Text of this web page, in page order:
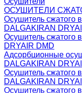
ОСУШИТЕЛИ
Осушитель сжатого
DALGAKIRAN
Осушитель сжатого
DRYAIR DMD
Адсорбционные
DALGAKIRAN
Осушитель сжатого
DALGAKIRAN
Осушитель сжатого